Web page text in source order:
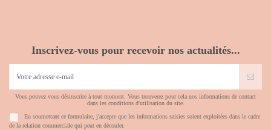
Inscrivez-vous pour recevoir nos actualités...
Vous pouvez vous désinscrire à tout moment. Vous trouverez pour cela nos informations de contact
dans les conditions d'utilisation du site.
En soumettant ce formulaire, j'accepte que les informations saisies soient exploitées dans le cadre
de la relation commerciale qui peut en découler.